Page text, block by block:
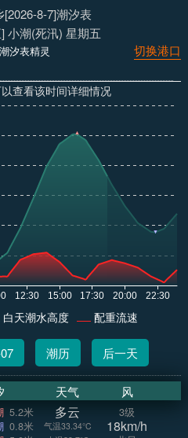
8-7]潮汐表
小潮(死汛) 星期五
切换港口
潮汐表精灵
查看该时间详细情况
白天潮水高度 配重流速
潮历 后一天
天气 风
5.2米
0.8米
多云
气温33.34°C
3级
18km/h